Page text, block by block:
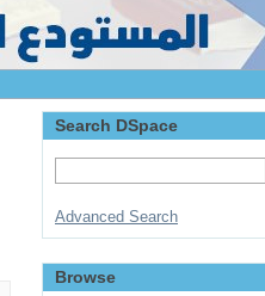
Search DSpace
Advanced Search
Browse